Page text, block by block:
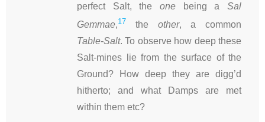
perfect Salt, the one being a Sal
Gemmae,17 the other, a common
Table-Salt. To observe how deep these
Salt-mines lie from the surface of the
Ground? How deep they are digg’d
hitherto; and what Damps are met
within them etc?